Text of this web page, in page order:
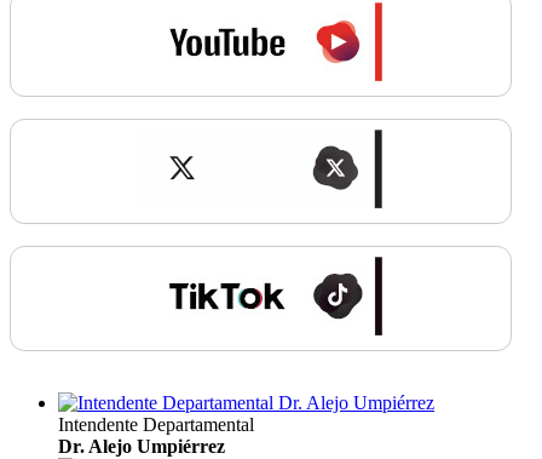
Intendente Departamental
Dr. Alejo Umpiérrez